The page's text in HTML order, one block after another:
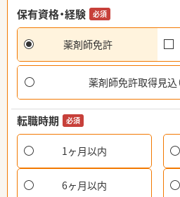
保有資格・経験
必須
薬剤師免許
薬剤師免許取得見込
転職時期 必須
1ヶ月以内
6ヶ月以内